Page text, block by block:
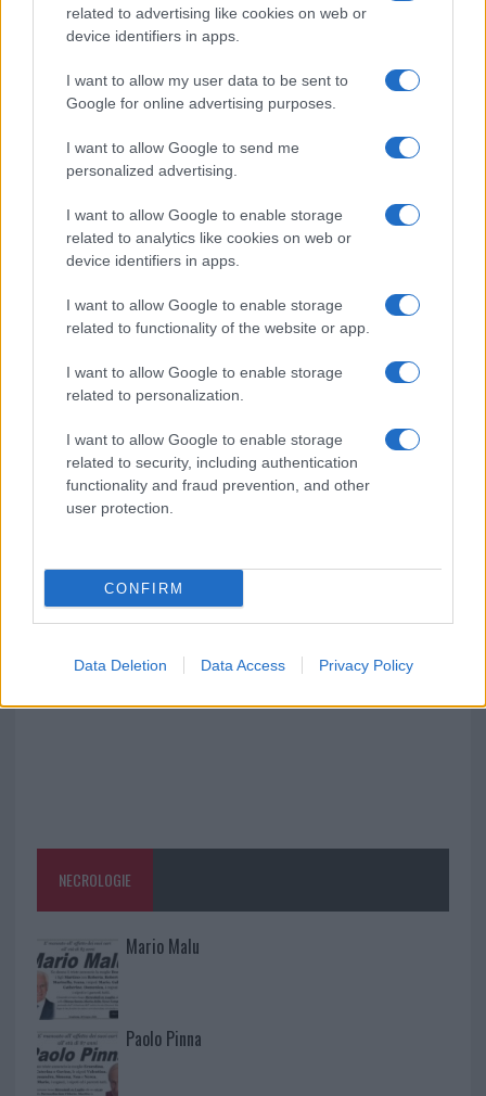
related to advertising like cookies on web or
device identifiers in apps.
I want to allow my user data to be sent to
Google for online advertising purposes.
I want to allow Google to send me
personalized advertising.
I want to allow Google to enable storage
related to analytics like cookies on web or
device identifiers in apps.
I want to allow Google to enable storage
related to functionality of the website or app.
I want to allow Google to enable storage
related to personalization.
I want to allow Google to enable storage
related to security, including authentication
functionality and fraud prevention, and other
user protection.
CONFIRM
Data Deletion Data Access Privacy Policy
Incendio nella notte a Olbia, a fuoco due furgoni
A fuoco un deposito con bombole, intervento dei
vigili del fuoco a Rudalza
Ristorante distrutto dalle fiamme a La
Maddalena, incendio a Monti d’à rena
Le previsioni meteo per il weekend a Olbia e in
Gallura
Michelle Hunziker in Gallura, bella anche dal
Calangianus, dopo le polemiche il centro
accoglienza minori chiude
Olbia, divieto di sosta contro spaccio e degrado:
esplode la protesta
NECROLOGIE
Mario Malu
Paolo Pinna